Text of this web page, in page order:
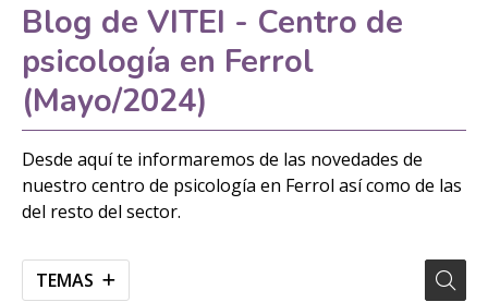
Blog de VITEI - Centro de
psicología en Ferrol
(Mayo/2024)
Desde aquí te informaremos de las novedades de
nuestro centro de psicología en Ferrol así como de las
del resto del sector.
TEMAS